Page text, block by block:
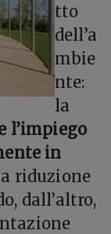
tto
dell’a
mbie
nte:
la
l’impiego
in
riduzione
dall’altro,